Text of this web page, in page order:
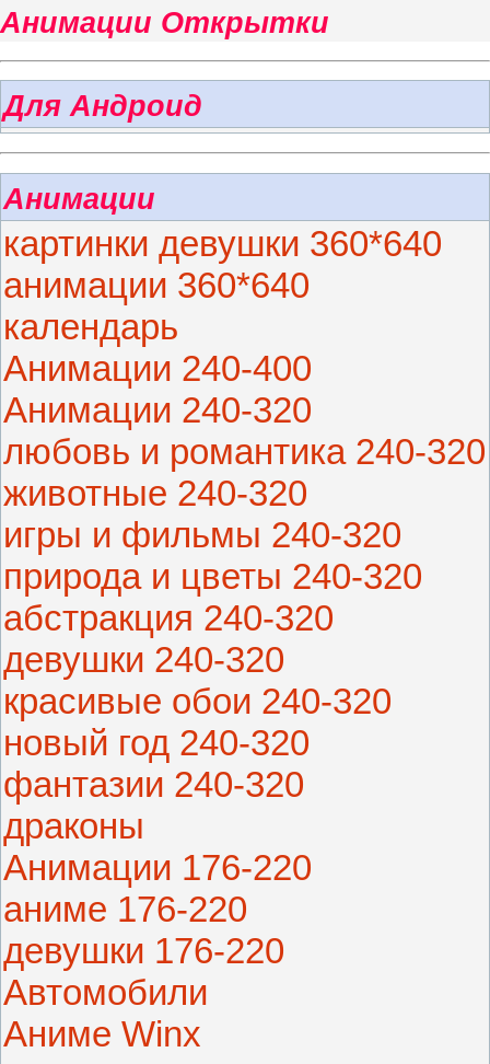
Анимации Открытки
Для Андроид
Анимации
картинки девушки 360*640
анимации 360*640
календарь
Анимации 240-400
Анимации 240-320
любовь и романтика 240-320
животные 240-320
игры и фильмы 240-320
природа и цветы 240-320
абстракция 240-320
девушки 240-320
красивые обои 240-320
новый год 240-320
фантазии 240-320
драконы
Анимации 176-220
аниме 176-220
девушки 176-220
Автомобили
Аниме Winx